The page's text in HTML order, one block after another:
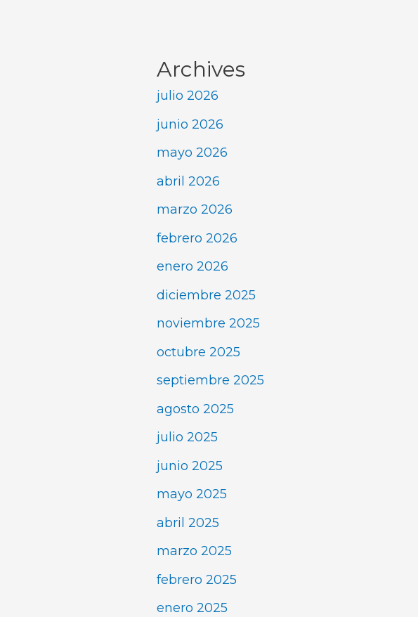
Archives
julio 2026
junio 2026
mayo 2026
abril 2026
marzo 2026
febrero 2026
enero 2026
diciembre 2025
noviembre 2025
octubre 2025
septiembre 2025
agosto 2025
julio 2025
junio 2025
mayo 2025
abril 2025
marzo 2025
febrero 2025
enero 2025